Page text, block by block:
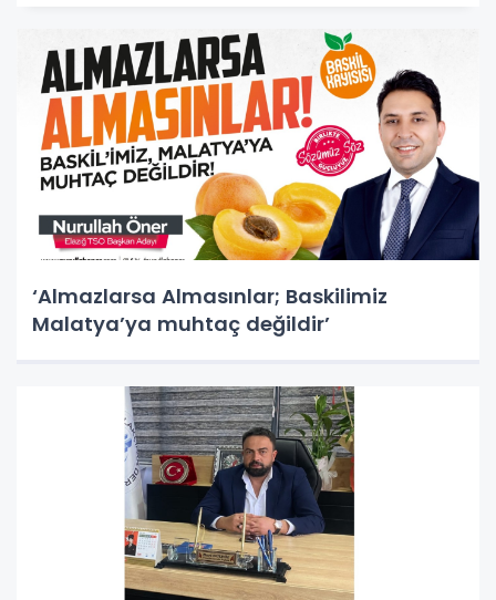
‘Almazlarsa Almasınlar; Baskilimiz
Malatya’ya muhtaç değildir’